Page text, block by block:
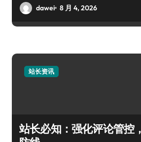
dawei 8 月 4, 2026
站长资讯
站长必知：强化评论管控